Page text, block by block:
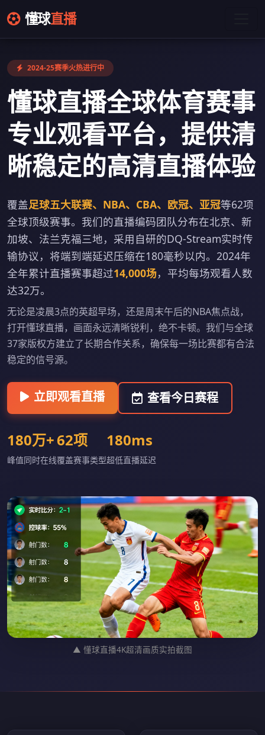
懂球直播
2024-25赛季火热进行中
懂球直播全球体育赛事
专业观看平台，提供清
晰稳定的高清直播体验
覆盖足球五大联赛、NBA、CBA、欧冠、亚冠等62项
全球顶级赛事。我们的直播编码团队分布在北京、新
加坡、法兰克福三地，采用自研的DQ-Stream实时传
输协议，将端到端延迟压缩在180毫秒以内。2024年
全年累计直播赛事超过14,000场，平均每场观看人数
达32万。
无论是凌晨3点的英超早场，还是周末午后的NBA焦点战，
打开懂球直播，画面永远清晰锐利，绝不卡顿。我们与全球
37家版权方建立了长期合作关系，确保每一场比赛都有合法
稳定的信号源。
立即观看直播 查看今日赛程
180万+
峰值同时在线
62项
覆盖赛事类型
180ms
超低直播延迟
▲ 懂球直播4K超清画质实拍截图